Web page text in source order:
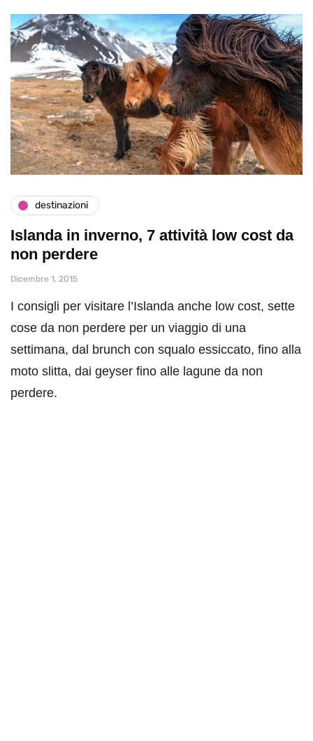
destinazioni
Islanda in inverno, 7 attività low cost da
non perdere
Dicembre 1, 2015
I consigli per visitare l’Islanda anche low cost, sette
cose da non perdere per un viaggio di una
settimana, dal brunch con squalo essiccato, fino alla
moto slitta, dai geyser fino alle lagune da non
perdere.